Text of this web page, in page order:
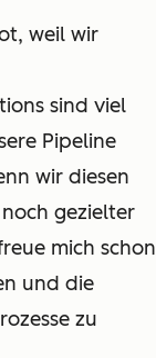
weil wir
sind viel
Pipeline
wir diesen
gezielter
mich schon
und die
zu